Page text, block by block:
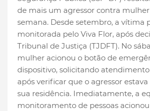
de mais um agressor contra
semana. Desde setembro, a vítima
monitorada pelo Viva Flor, após
Tribunal de Justiça (TJDFT). No
mulher acionou o botão de
dispositivo, solicitando
após verificar que o agressor
sua residência. Imediatamente, a
monitoramento de pessoas